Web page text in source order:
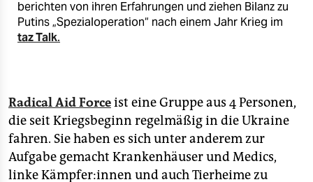
berichten von ihren Erfahrungen und ziehen Bilanz zu
Putins „Spezialoperation“ nach einem Jahr Krieg im
taz Talk.
Radical Aid Forceist eine Gruppe aus 4 Personen,
die seit Kriegsbeginn regelmäßig in die Ukraine
fahren. Sie haben es sich unter anderem zur
Aufgabe gemacht Krankenhäuser und Medics,
linke Kämpfer:innen und auch Tierheime zu